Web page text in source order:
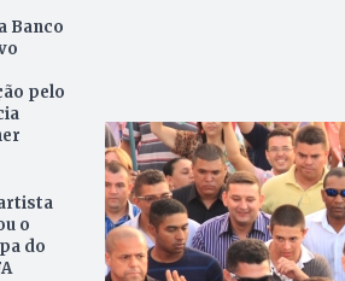
Banco
pelo
o
do